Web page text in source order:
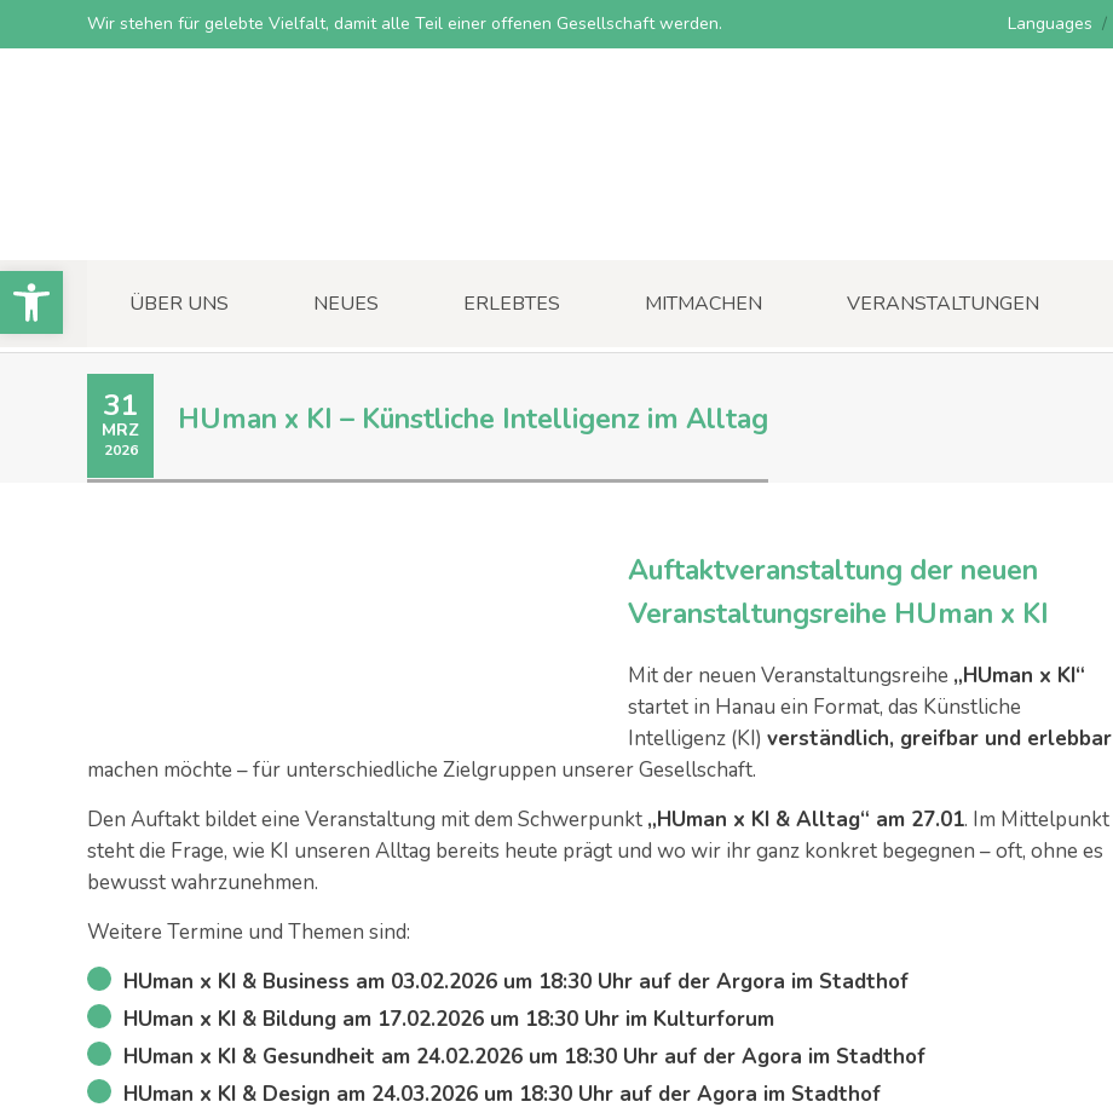
Wir stehen für gelebte Vielfalt, damit alle Teil einer offenen Gesellschaft werden. Languages
ÜBER UNS NEUES ERLEBTES MITMACHEN VERANSTALTUNGEN
31
MRZ
2026
HUman x KI – Künstliche Intelligenz im Alltag
Auftaktveranstaltung der neuen
Veranstaltungsreihe HUman x KI
Mit der neuen Veranstaltungsreihe „HUman x KI“
startet in Hanau ein Format, das Künstliche
Intelligenz (KI) verständlich, greifbar und erlebbar
machen möchte – für unterschiedliche Zielgruppen unserer Gesellschaft.
Den Auftakt bildet eine Veranstaltung mit dem Schwerpunkt „HUman x KI & Alltag“ am 27.01. Im Mittelpunkt
steht die Frage, wie KI unseren Alltag bereits heute prägt und wo wir ihr ganz konkret begegnen – oft, ohne es
bewusst wahrzunehmen.
Weitere Termine und Themen sind:
HUman x KI & Business am 03.02.2026 um 18:30 Uhr auf der Argora im Stadthof
HUman x KI & Bildung am 17.02.2026 um 18:30 Uhr im Kulturforum
HUman x KI & Gesundheit am 24.02.2026 um 18:30 Uhr auf der Agora im Stadthof
HUman x KI & Design am 24.03.2026 um 18:30 Uhr auf der Agora im Stadthof
Open toolbar